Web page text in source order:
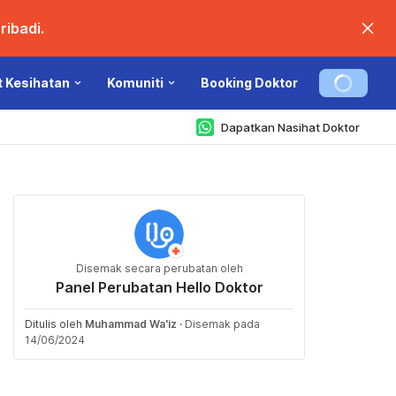
Kesihatan Komuniti Booking Doktor
Dapatkan Nasihat Doktor
Disemak secara perubatan oleh
Panel Perubatan Hello Doktor
Ditulis oleh Muhammad Wa'iz · Disemak pada
14/06/2024